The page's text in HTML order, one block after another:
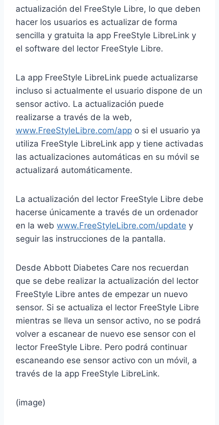
actualización del FreeStyle Libre, lo que deben
hacer los usuarios es actualizar de forma
sencilla y gratuita la app FreeStyle LibreLink y
el software del lector FreeStyle Libre.
La app FreeStyle LibreLink puede actualizarse
incluso si actualmente el usuario dispone de un
sensor activo. La actualización puede
realizarse a través de la web,
www.FreeStyleLibre.com/app o si el usuario ya
utiliza FreeStyle LibreLink app y tiene activadas
las actualizaciones automáticas en su móvil se
actualizará automáticamente.
La actualización del lector FreeStyle Libre debe
hacerse únicamente a través de un ordenador
en la web www.FreeStyleLibre.com/update y
seguir las instrucciones de la pantalla.
Desde Abbott Diabetes Care nos recuerdan
que se debe realizar la actualización del lector
FreeStyle Libre antes de empezar un nuevo
sensor. Si se actualiza el lector FreeStyle Libre
mientras se lleva un sensor activo, no se podrá
volver a escanear de nuevo ese sensor con el
lector FreeStyle Libre. Pero podrá continuar
escaneando ese sensor activo con un móvil, a
través de la app FreeStyle LibreLink.
(image)